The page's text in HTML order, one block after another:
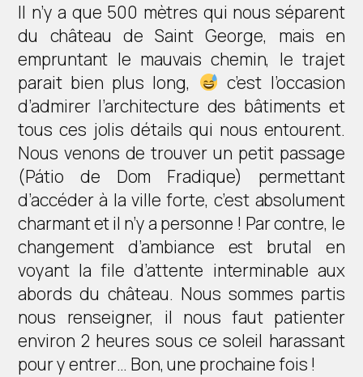
Il n’y a que 500 mètres qui nous séparent
du château de Saint George, mais en
empruntant le mauvais chemin, le trajet
parait bien plus long,
c’est l’occasion
d’admirer l’architecture des bâtiments et
tous ces jolis détails qui nous entourent.
Nous venons de trouver un petit passage
(Pátio de Dom Fradique) permettant
d’accéder à la ville forte, c’est absolument
charmant et il n’y a personne ! Par contre, le
changement d’ambiance est brutal en
voyant la file d’attente interminable aux
abords du château. Nous sommes partis
nous renseigner, il nous faut patienter
environ 2 heures sous ce soleil harassant
pour y entrer… Bon, une prochaine fois !